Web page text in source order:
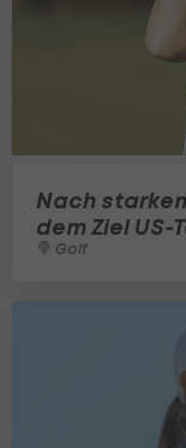
Nach
dem Ziel US-
Golf